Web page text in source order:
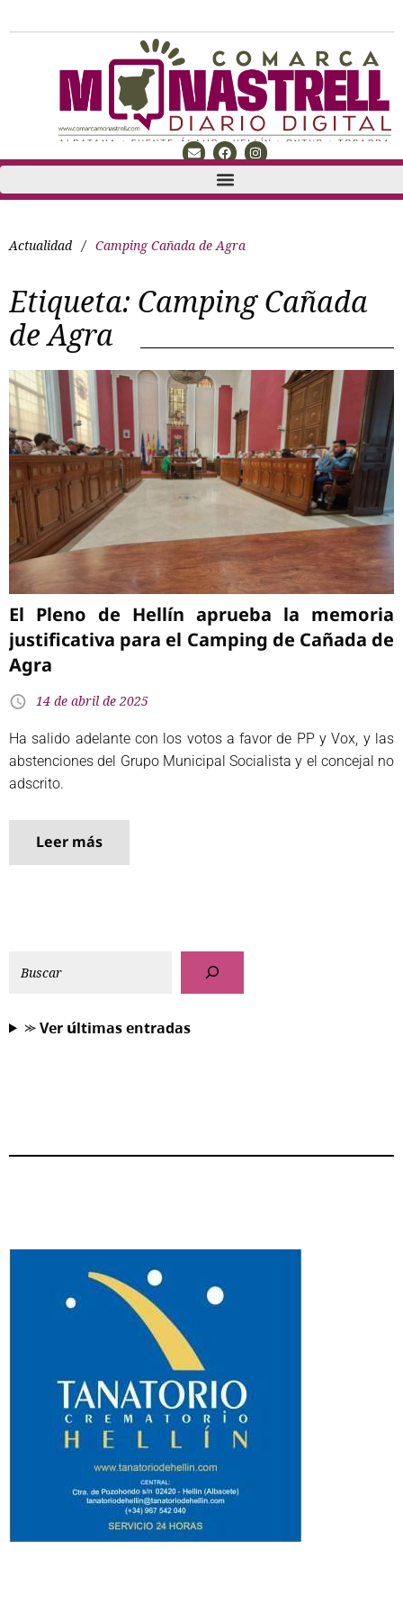
Actualidad / Camping Cañada de Agra
Etiqueta: Camping Cañada
de Agra
El Pleno de Hellín aprueba la memoria
justificativa para el Camping de Cañada de
Agra
14 de abril de 2025
Ha salido adelante con los votos a favor de PP y Vox, y las
abstenciones del Grupo Municipal Socialista y el concejal no
adscrito.
Leer más
⪼ 𝗩𝗲𝗿 𝘂́𝗹𝘁𝗶𝗺𝗮𝘀 𝗲𝗻𝘁𝗿𝗮𝗱𝗮𝘀